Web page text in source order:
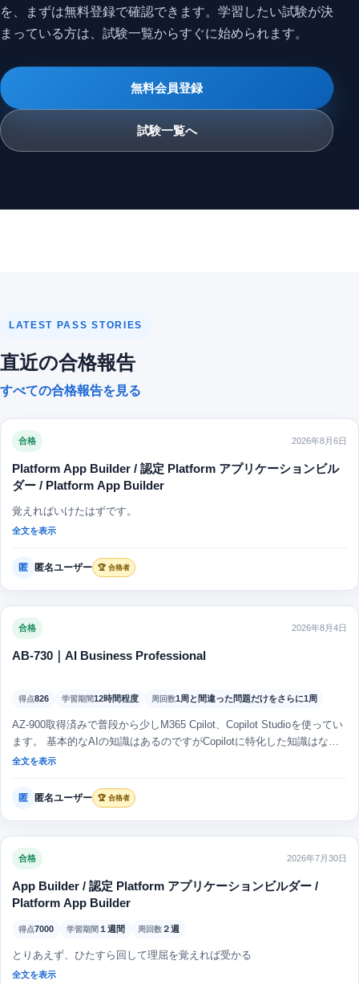
を、まずは無料登録で確認できます。学習したい試験が決
まっている方は、試験一覧からすぐに始められます。
無料会員登録
試験一覧へ
LATEST PASS STORIES
直近の合格報告
すべての合格報告を見る
合格 2026年8月6日
Platform App Builder / 認定 Platform アプリケーションビル
ダー / Platform App Builder
覚えればいけたはずです。
全文を表示
匿 匿名ユーザー 🏆 合格者
合格 2026年8月4日
AB-730｜AI Business Professional
得点826 学習期間12時間程度 周回数1周と間違った問題だけをさらに1周
AZ-900取得済みで普段から少しM365 Cpilot、Copilot Studioを使ってい
ます。 基本的なAIの知識はあるのですがCopilotに特化した知識はなん
となくしかありませんでした。 この問題集をやることで覚えるべきポ
し、試験対策にはもってこいだと思います。 自信を持ってテストの終
了ボタンを押すことができました！ ありがとうございました！！
全文を表示
匿 匿名ユーザー 🏆 合格者
合格 2026年7月30日
App Builder / 認定 Platform アプリケーションビルダー /
Platform App Builder
得点7000 学習期間 １週間 周回数２週
とりあえず、ひたすら回して理屈を覚えれば受かる
全文を表示